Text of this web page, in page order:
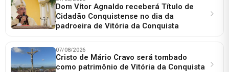
Dom Vítor Agnaldo receberá Título de
Cidadão Conquistense no dia da
padroeira de Vitória da Conquista
07/08/2026
Cristo de Mário Cravo será tombado
como patrimônio de Vitória da Conquista